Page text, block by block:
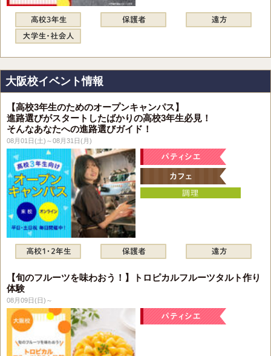
大阪校イベント情報
【高校3年生のためのオープンキャンパス】
進路選びがスタートしたばかりの高校3年生必見！
そんなあなたへの進路選びガイド！
08月01日(土)～08月31日(月)
【旬のフルーツを味わおう！】トロピカルフルーツタルト作り
体験
08月09日(日)～